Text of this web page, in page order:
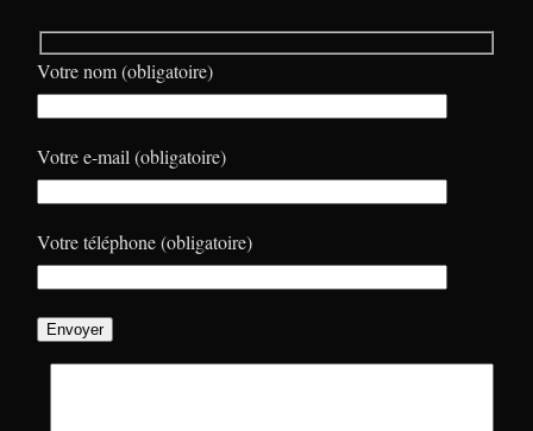
Votre nom (obligatoire)
Votre e-mail (obligatoire)
Votre téléphone (obligatoire)